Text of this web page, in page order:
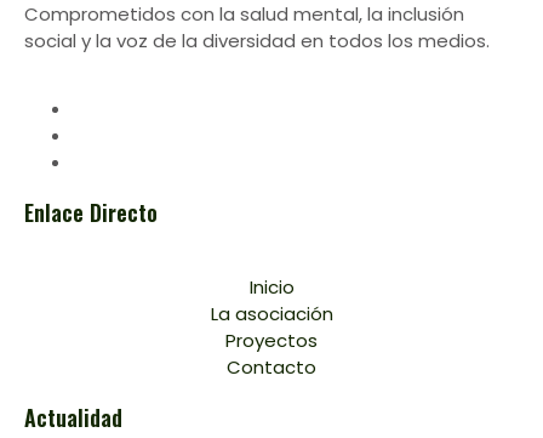
Comprometidos con la salud mental, la inclusión
social y la voz de la diversidad en todos los medios.
Enlace Directo
Inicio
La asociación
Proyectos
Contacto
Actualidad